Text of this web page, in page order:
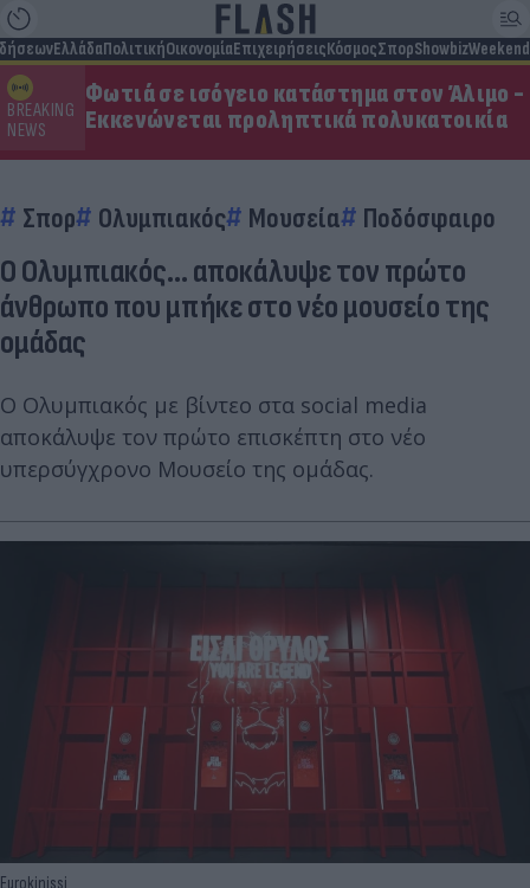
ΕλλάδαΠολιτικήΟικονομίαΕπιχειρήσειςΚόσμοςΣπορShowbizWeekend
BREAKING
NEWS
Φωτιά σε ισόγειο κατάστημα στον Άλιμο -
Εκκενώνεται προληπτικά πολυκατοικία
Σπορ Ολυμπιακός Μουσεία Ποδόσφαιρο
Ο Ολυμπιακός... αποκάλυψε τον πρώτο
άνθρωπο που μπήκε στο νέο μουσείο της
ομάδας
Ο Ολυμπιακός με βίντεο στα social media
αποκάλυψε τον πρώτο επισκέπτη στο νέο
υπερσύγχρονο Μουσείο της ομάδας.
Eurokinissi